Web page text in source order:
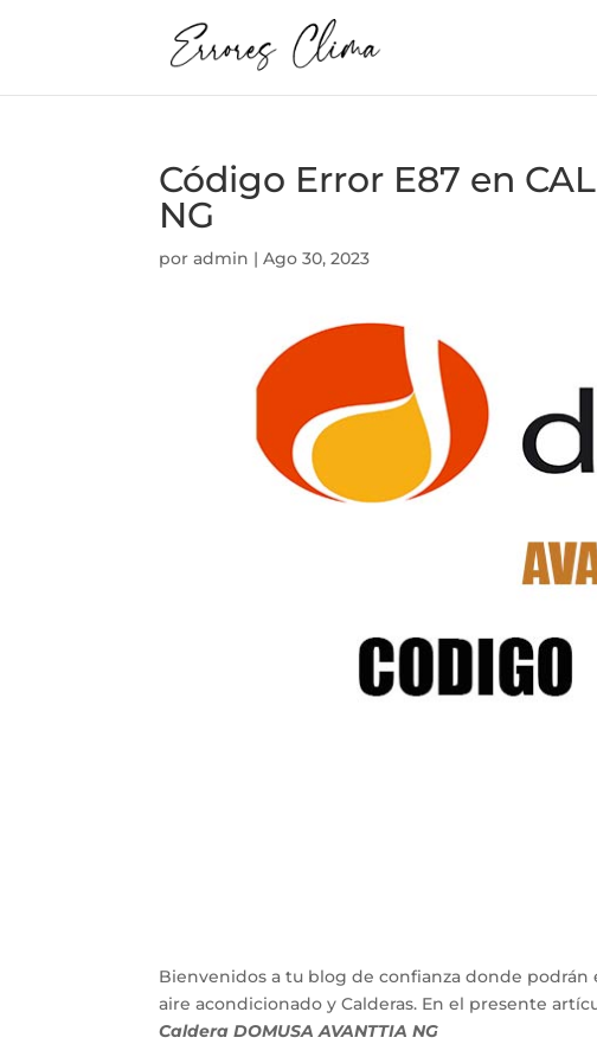
Código Error E87 en
NG
poradmin |Ago 30, 2023
Bienvenidos a tu blog de confianza donde
aire acondicionado y Calderas. En el presente
Caldera DOMUSA AVANTTIA NG